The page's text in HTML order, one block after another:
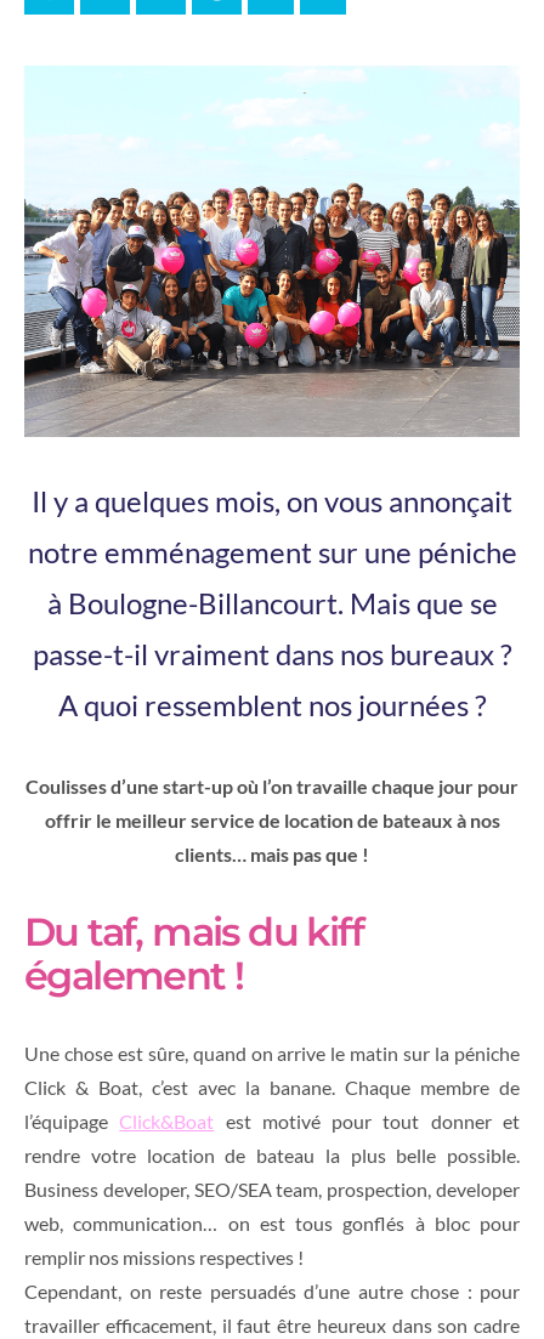
Il y a quelques mois, on vous annonçait
notre emménagement sur une péniche
à Boulogne-Billancourt. Mais que se
passe-t-il vraiment dans nos bureaux ?
A quoi ressemblent nos journées ?
Coulisses d’une start-up où l’on travaille chaque jour pour
offrir le meilleur service de location de bateaux à nos
clients… mais pas que !
Du taf, mais du kiff
également !
Une chose est sûre, quand on arrive le matin sur la péniche
Click & Boat, c’est avec la banane. Chaque membre de
l’équipageClick&Boat est motivé pour tout donner et
rendre votre location de bateau la plus belle possible.
Business developer, SEO/SEA team, prospection, developer
web, communication… on est tous gonflés à bloc pour
remplir nos missions respectives !
Cependant, on reste persuadés d’une autre chose : pour
travailler efficacement, il faut être heureux dans son cadre